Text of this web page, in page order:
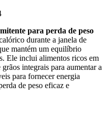
para perda de peso
durante a janela de
mantém um equilíbrio
Ele inclui alimentos ricos em
integrais para aumentar a
para fornecer energia
de peso eficaz e